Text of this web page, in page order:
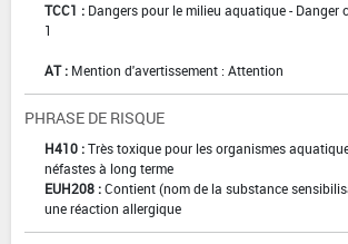
TCC1 : Dangers pour le milieu aquatique - Danger
1
AT : Mention d'avertissement : Attention
PHRASE DE RISQUE
H410 :Très toxique pour les organismes
néfastes à long terme
EUH208 :Contient (nom de la substance
une réaction allergique